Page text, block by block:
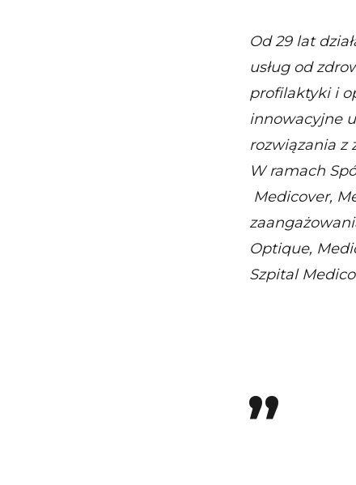
Od 29 lat
usług od
profilaktyki i
innowacyjne
rozwiązania z
W ramach
Medicover,
Optique,
Szpital